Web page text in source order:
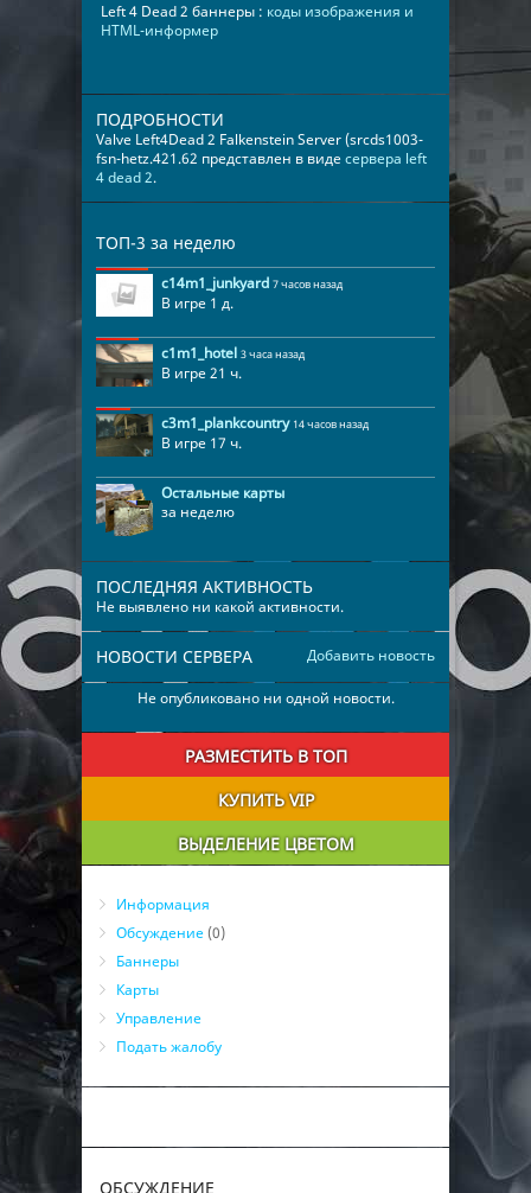
Left 4 Dead 2 баннеры : коды изображения и
HTML-информер
ПОДРОБНОСТИ
Valve Left4Dead 2 Falkenstein Server (srcds1003-
fsn-hetz.421.62 представлен в видесервера left
4 dead 2.
ТОП-3 за неделю
c14m1_junkyard 7 часов назад
В игре 1 д.
c1m1_hotel 3 часа назад
В игре 21 ч.
c3m1_plankcountry 14 часов назад
В игре 17 ч.
Остальные карты
за неделю
ПОСЛЕДНЯЯ АКТИВНОСТЬ
Не выявлено ни какой активности.
Добавить новость
НОВОСТИ СЕРВЕРА
Не опубликовано ни одной новости.
РАЗМЕСТИТЬ В ТОП
КУПИТЬ VIP
ВЫДЕЛЕНИЕ ЦВЕТОМ
Информация
Обсуждение (0)
Баннеры
Карты
Управление
Подать жалобу
ОБСУЖДЕНИЕ